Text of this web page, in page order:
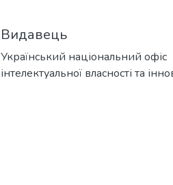
Видавець
Український національний офіс
інтелектуальної власності та